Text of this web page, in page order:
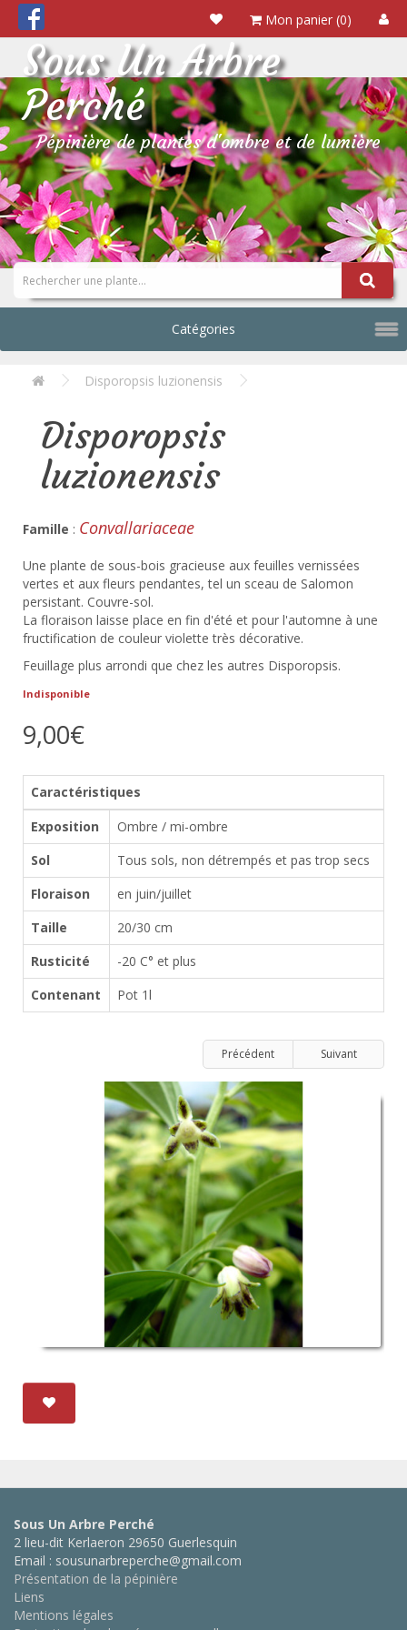
Mon panier (0)
Sous Un Arbre
Perché
Pépinière de plantes d'ombre et de lumière
Catégories
Disporopsis luzionensis
Disporopsis
luzionensis
Famille : Convallariaceae
Une plante de sous-bois gracieuse aux feuilles vernissées
vertes et aux fleurs pendantes, tel un sceau de Salomon
persistant. Couvre-sol.
La floraison laisse place en fin d'été et pour l'automne à une
fructification de couleur violette très décorative.
Feuillage plus arrondi que chez les autres Disporopsis.
Indisponible
9,00€
Caractéristiques
Exposition
Ombre / mi-ombre
Sol
Tous sols, non détrempés et pas trop secs
Floraison
en juin/juillet
Taille
20/30 cm
Rusticité
-20 C° et plus
Contenant
Pot 1l
Précédent Suivant
Sous Un Arbre Perché
2 lieu-dit Kerlaeron 29650 Guerlesquin
Email : sousunarbreperche@gmail.com
Présentation de la pépinière
Liens
Mentions légales